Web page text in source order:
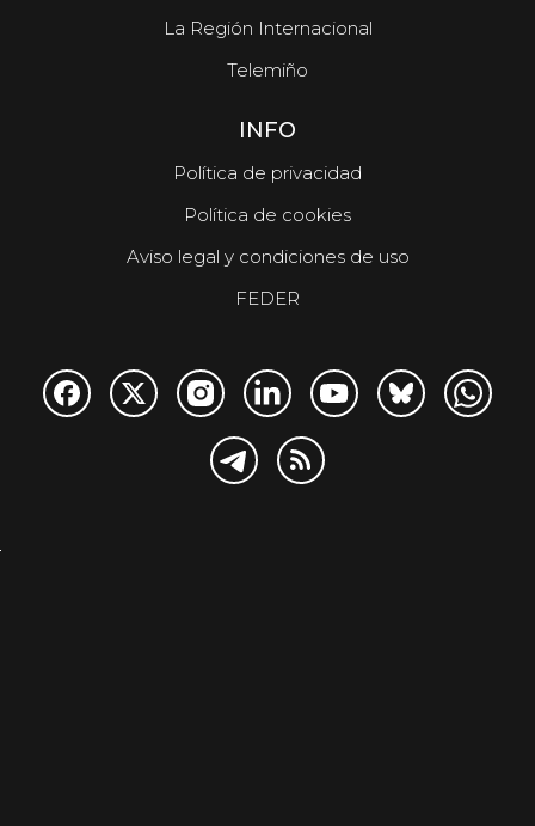
La Región Internacional
Telemiño
INFO
Política de privacidad
Política de cookies
Aviso legal y condiciones de uso
FEDER